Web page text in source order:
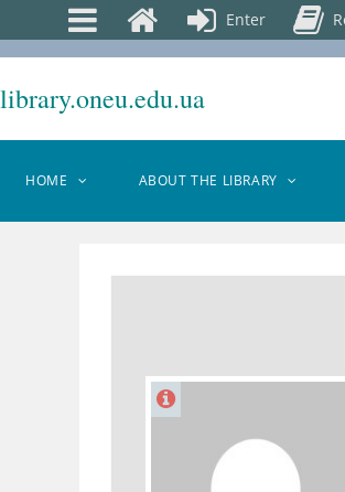
library.oneu.edu.ua
HOME ABOUT THE LIBRARY
Enter